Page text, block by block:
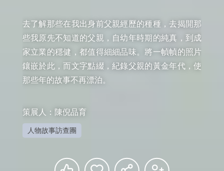
去了解那些在我出身前父親經歷的種種，去揭開那
些我原先不知道的父親，自幼年時期的純真，到成
家立業的穩健，都值得細細品味。將一幀幀的照片
鑲嵌於此，而文字點綴，紀錄父親的黃金年代，使
那些年的故事不再漂泊。
策展人：陳倪品育
人物故事訪查團